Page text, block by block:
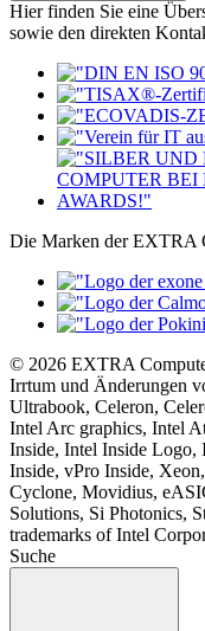
Hier finden Sie eine
sowie den direkten
Die Marken der EXTRA
© 2026 EXTRA
Irrtum und Änderungen
Ultrabook, Celeron,
Intel Arc graphics, Intel
Inside, Intel Inside Logo,
Inside, vPro Inside,
Cyclone, Movidius,
Solutions, Si Photonics,
trademarks of Intel
Suche